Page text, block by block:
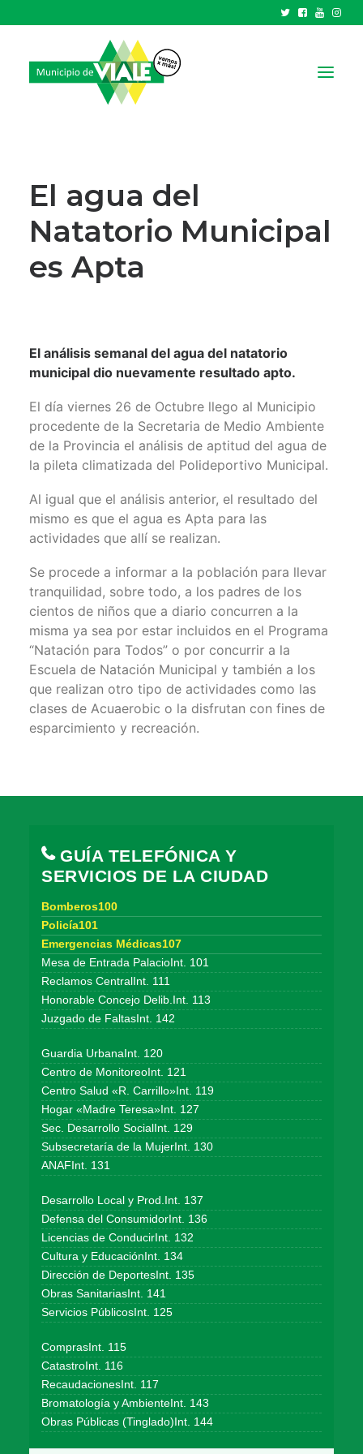
GOBIERNO
HCD
TRÁMITES Y SERVICIOS
CIUDAD
El agua del
Natatorio Municipal
es Apta
El análisis semanal del agua del natatorio
municipal dio nuevamente resultado apto.
El día viernes 26 de Octubre llego al Municipio
procedente de la Secretaria de Medio Ambiente
de la Provincia el análisis de aptitud del agua de
la pileta climatizada del Polideportivo Municipal.
Al igual que el análisis anterior, el resultado del
mismo es que el agua es Apta para las
actividades que allí se realizan.
Se procede a informar a la población para llevar
tranquilidad, sobre todo, a los padres de los
cientos de niños que a diario concurren a la
misma ya sea por estar incluidos en el Programa
“Natación para Todos” o por concurrir a la
Escuela de Natación Municipal y también a los
que realizan otro tipo de actividades como las
clases de Acuaerobic o la disfrutan con fines de
esparcimiento y recreación.
GUÍA TELEFÓNICA Y
SERVICIOS DE LA CIUDAD
Bomberos100
Policía101
Emergencias Médicas107
Mesa de Entrada PalacioInt. 101
Reclamos CentralInt. 111
Honorable Concejo Delib.Int. 113
Juzgado de FaltasInt. 142
Guardia UrbanaInt. 120
Centro de MonitoreoInt. 121
Centro Salud «R. Carrillo»Int. 119
Hogar «Madre Teresa»Int. 127
Sec. Desarrollo SocialInt. 129
Subsecretaría de la MujerInt. 130
ANAFInt. 131
Desarrollo Local y Prod.Int. 137
Defensa del ConsumidorInt. 136
Licencias de ConducirInt. 132
Cultura y EducaciónInt. 134
Dirección de DeportesInt. 135
Obras SanitariasInt. 141
Servicios PúblicosInt. 125
ComprasInt. 115
CatastroInt. 116
RecaudacionesInt. 117
Bromatología y AmbienteInt. 143
Obras Públicas (Tinglado)Int. 144